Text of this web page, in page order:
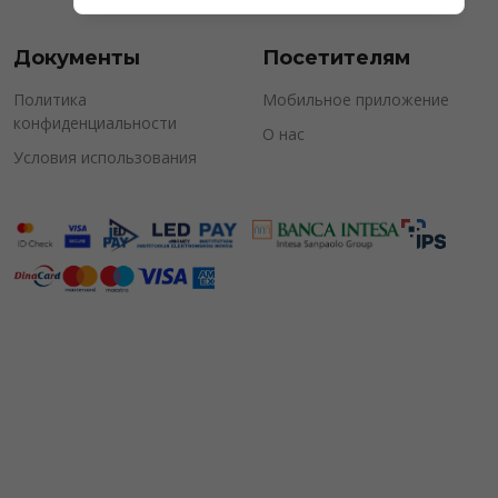
Документы
Политика
конфиденциальности
Условия использования
Посетителям
Мобильное приложение
О нас